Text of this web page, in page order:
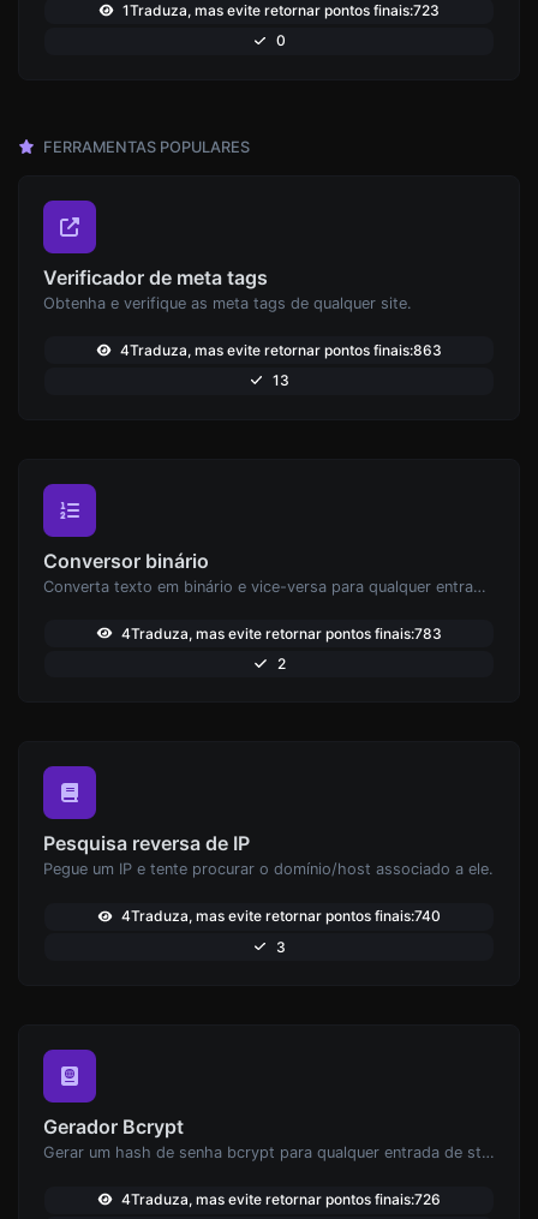
1Traduza, mas evite retornar pontos finais:723
0
FERRAMENTAS POPULARES
Verificador de meta tags
Obtenha e verifique as meta tags de qualquer site.
4Traduza, mas evite retornar pontos finais:863
13
Conversor binário
Converta texto em binário e vice-versa para qualquer entrada de string.
4Traduza, mas evite retornar pontos finais:783
2
Pesquisa reversa de IP
Pegue um IP e tente procurar o domínio/host associado a ele.
4Traduza, mas evite retornar pontos finais:740
3
Gerador Bcrypt
Gerar um hash de senha bcrypt para qualquer entrada de string.
4Traduza, mas evite retornar pontos finais:726